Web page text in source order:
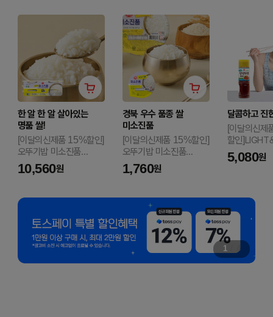
한 알 한 알 살아있는
명품 쌀!
[이달의신제품 15%할인]
오뚜기밥 미소진품
(210GX6)
10,560원
경북 우수 품종 쌀
미소진품
[이달의신제품 15%할인]
오뚜기밥 미소진품
210G
1,760원
달콤하고 진
[이달의신제
할인
양념치킨소
5,080원
1 4